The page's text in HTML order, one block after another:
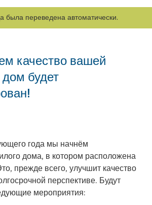
была переведена автоматически.
качество вашей
будет
года мы начнём
дома, в котором расположена
прежде всего, улучшит качество
перспективе. Будут
мероприятия: